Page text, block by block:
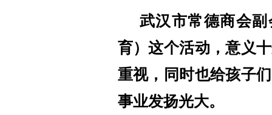
武汉市常德商会
育）这个活动，意义
重视，同时也给孩子
事业发扬光大。